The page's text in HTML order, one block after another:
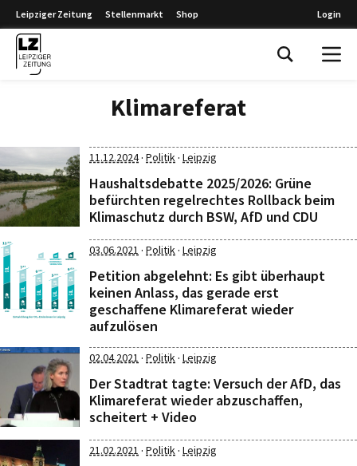
Leipziger Zeitung Stellenmarkt Shop Login
Klimareferat
11.12.2024· Politik· Leipzig
Haushaltsdebatte 2025/2026: Grüne
befürchten regelrechtes Rollback beim
Klimaschutz durch BSW, AfD und CDU
03.06.2021 · Politik· Leipzig
Petition abgelehnt: Es gibt überhaupt
keinen Anlass, das gerade erst
geschaffene Klimareferat wieder
aufzulösen
02.04.2021 · Politik· Leipzig
Der Stadtrat tagte: Versuch der AfD, das
Klimareferat wieder abzuschaffen,
scheitert + Video
21.02.2021 · Politik· Leipzig